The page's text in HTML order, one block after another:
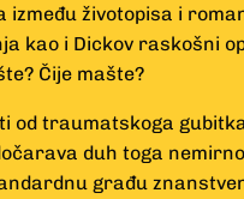
između životopisa i
kao i Dickov raskošni
Čije mašte?
od traumatskoga
duh toga
građu